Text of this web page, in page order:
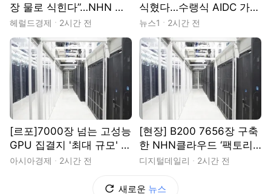
장 물로 식힌다”…NHN 서
울 AI 데이터센터 가보니
헤럴드경제 2시간 전
식혔다…수랭식 AIDC 가보
니[르포]
뉴스1 2시간 전
[르포]7000장 넘는 고성능
GPU 집결지 '최대 규모' N
HN팩토리X 서울 가보니
아시아경제 2시간 전
[현장] B200 7656장 구축
한 NHN클라우드 ‘팩토리X
서울’…고밀도 GPU가 바꾼
디지털데일리 2시간 전
새로운 뉴스